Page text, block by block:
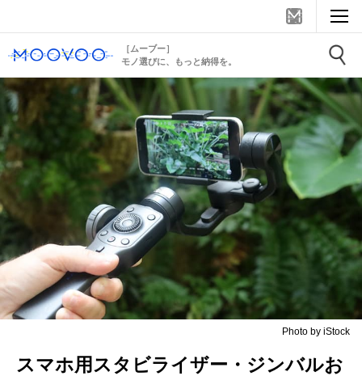
［ムーブー］
モノ選びに、もっと納得を。
Photo by iStock
スマホ用スタビライザー・ジンバルお